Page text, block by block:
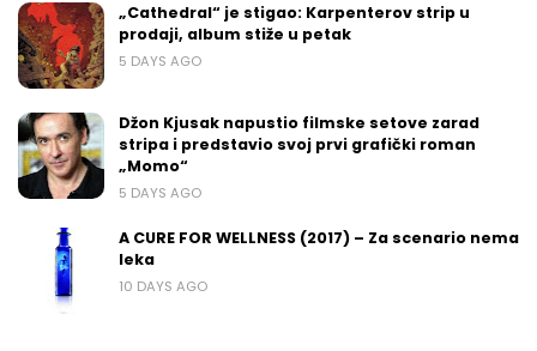
„Cathedral“ je stigao: Karpenterov strip u
prodaji, album stiže u petak
5 DAYS AGO
Džon Kjusak napustio filmske setove zarad
stripa i predstavio svoj prvi grafički roman
„Momo“
5 DAYS AGO
A CURE FOR WELLNESS (2017) – Za scenario nema
leka
10 DAYS AGO